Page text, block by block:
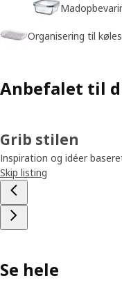
Organisering til
Anbefalet til
Grib stilen
Inspiration og idéer
Skip listing
Se hele